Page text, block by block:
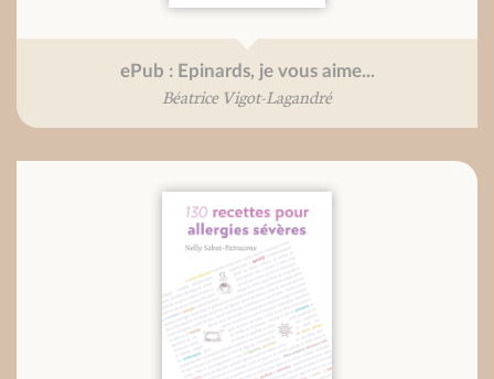
ePub : Epinards, je vous aime...
Béatrice Vigot-Lagandré